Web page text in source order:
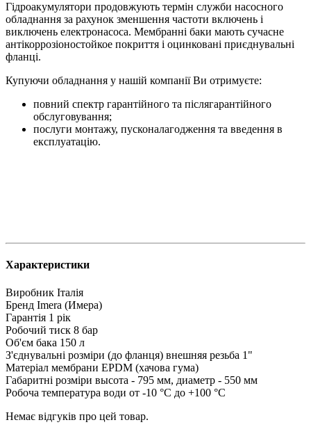
Гідроакумулятори продовжують термін служби насосного
обладнання за рахунок зменшення частоти включень і
виключень електронасоса. Мембранні баки мають сучасне
антікоррозіоностойкое покриття і оцинковані приєднувальні
фланці.
Купуючи обладнання у нашій компанії Ви отримуєте:
повний спектр гарантійного та післягарантійного
обслуговування;
послуги монтажу, пусконалагодження та введення в
експлуатацію.
Характеристики
Виробник Італія
Бренд Imera (Имера)
Гарантія 1 рік
Робочий тиск 8 бар
Об'єм бака 150 л
З'єднувальні розміри (до фланця) внешняя резьба 1"
Матеріал мембрани EPDM (хачова гума)
Габаритні розміри высота - 795 мм, диаметр - 550 мм
Робоча температура води от -10 °C до +100 °C
Немає відгуків про цей товар.